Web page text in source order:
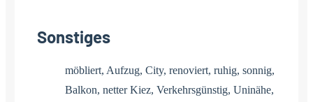
Sonstiges
möbliert, Aufzug, City, renoviert, ruhig, sonnig,
Balkon, netter Kiez, Verkehrsgünstig, Uninähe,